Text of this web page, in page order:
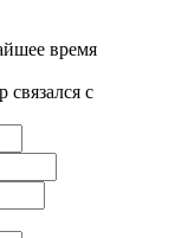
время
с